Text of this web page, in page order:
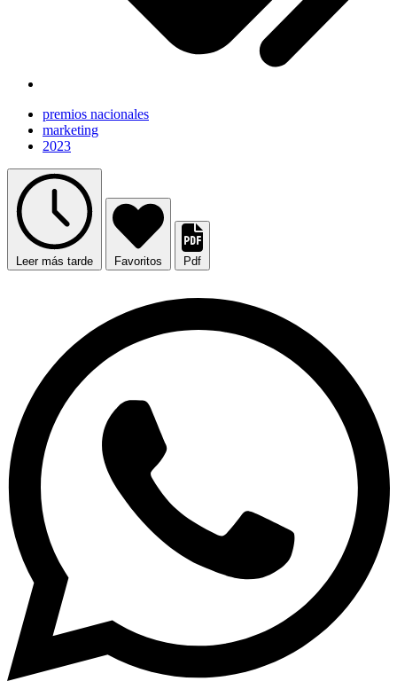
premios nacionales
marketing
2023
Leer más tarde Favoritos Pdf